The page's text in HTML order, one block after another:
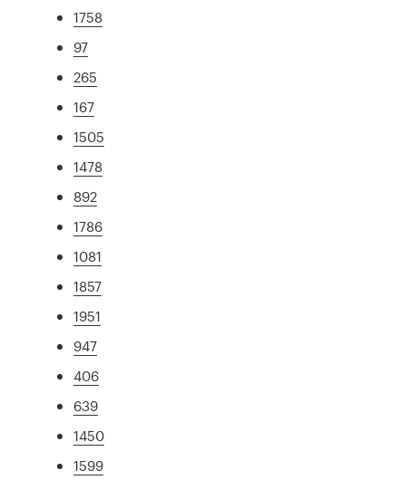
1758
97
265
167
1505
1478
892
1786
1081
1857
1951
947
406
639
1450
1599